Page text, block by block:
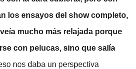
los ensayos del show completo,
mucho más relajada porque
con pelucas, sino que salía
nos daba un perspectiva